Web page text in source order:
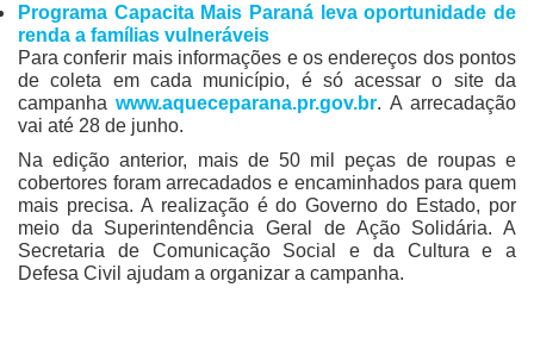
Programa Capacita Mais Paraná leva oportunidade de
renda a famílias vulneráveis
Para conferir mais informações e os endereços dos pontos
de coleta em cada município, é só acessar o site da
campanhawww.aqueceparana.pr.gov.br. A arrecadação
vai até 28 de junho.
Na edição anterior, mais de 50 mil peças de roupas e
cobertores foram arrecadados e encaminhados para quem
mais precisa. A realização é do Governo do Estado, por
meio da Superintendência Geral de Ação Solidária. A
Secretaria de Comunicação Social e da Cultura e a
Defesa Civil ajudam a organizar a campanha.